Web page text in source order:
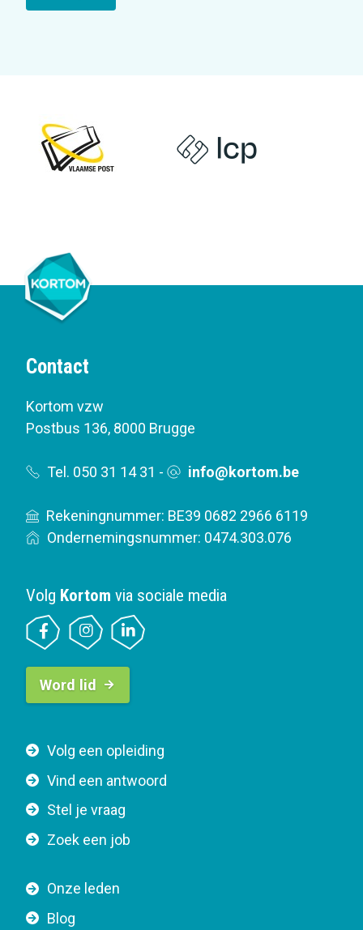
Contact
Kortom vzw
Postbus 136, 8000 Brugge
Tel. 050 31 14 31 - info@kortom.be
Rekeningnummer: BE39 0682 2966 6119
Ondernemingsnummer: 0474.303.076
F
o
t
e
a
v
Volg een opleiding
Vind een antwoord
Stel je vraag
Zoek een job
Onze leden
Blog
Volg Kortom via sociale media
B
t
o
n
a
v
g
t
Word lid